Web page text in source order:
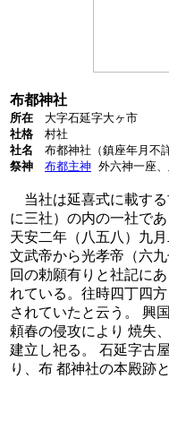
布都神社
所在 大字石延字大ヶ市
社格 村社
社名 布都神社（鎮座年月不詳
祭神
布都主神 外六神一座
当社は延喜式に載する
に三社）の内の一社で
天安二年（八五八）九
文武帝から光孝帝（六
回の勅願有りと社記に
れている。往時四丁四
されていたと云う。 興
頼春の侵攻により 焼失
建立し祀る。 石延字古
り、布 都神社の本殿跡